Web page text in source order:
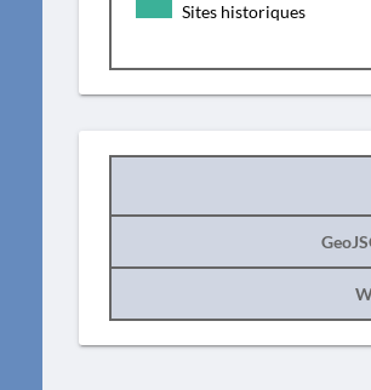
Sites historiques